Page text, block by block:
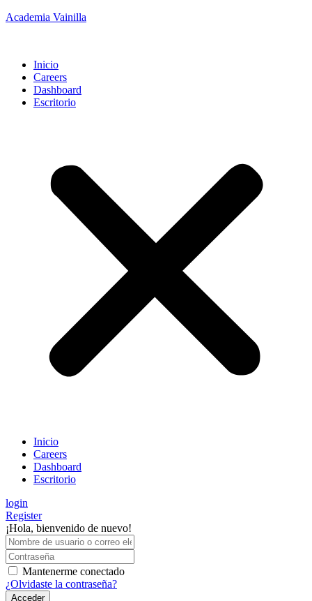
Academia Vainilla
Inicio
Careers
Dashboard
Escritorio
Inicio
Careers
Dashboard
Escritorio
login
Register
¡Hola, bienvenido de nuevo!
Mantenerme conectado
¿Olvidaste la contraseña?
Acceder